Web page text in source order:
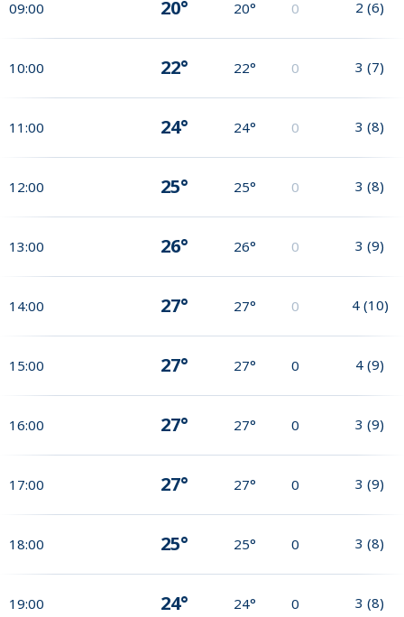
09:00 20° 20° 0 2 (6)
10:00 22° 22° 0 3 (7)
11:00 24° 24° 0 3 (8)
12:00 25° 25° 0 3 (8)
13:00 26° 26° 0 3 (9)
14:00 27° 27° 0 4 (10)
15:00 27° 27° 0 4 (9)
16:00 27° 27° 0 3 (9)
17:00 27° 27° 0 3 (9)
18:00 25° 25° 0 3 (8)
19:00 24° 24° 0 3 (8)